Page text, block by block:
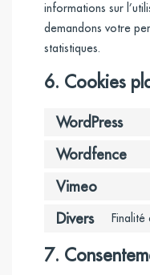
informations sur
demandons votre
statistiques.
6. Cookies
WordPress
Wordfence
Vimeo
Divers Finalité
7.